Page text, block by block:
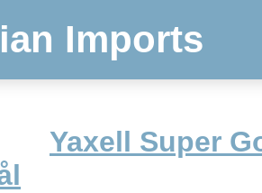
Imports
Yaxell Super